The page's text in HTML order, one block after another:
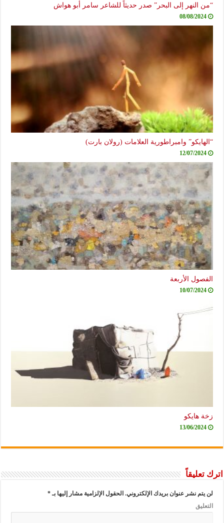
“من النهر إلى البحر” صدر حديثاً للشاعر سامر أبو هواش
08/08/2024
“الهايكو” وامبراطورية العلامات (رولان بارت)
12/07/2024
الفصول الأربعة
10/07/2024
زخة هايكو
13/06/2024
اترك تعليقاً
لن يتم نشر عنوان بريدك الإلكتروني. الحقول الإلزامية مشار إليها بـ*
التعليق